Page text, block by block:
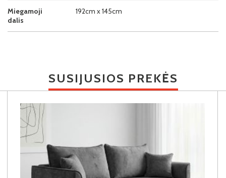
Miegamoji
dalis
192cm x 145cm
SUSIJUSIOS PREKĖS